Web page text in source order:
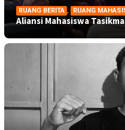
RUANG BERITA , RUANG
Aliansi Mahasiswa